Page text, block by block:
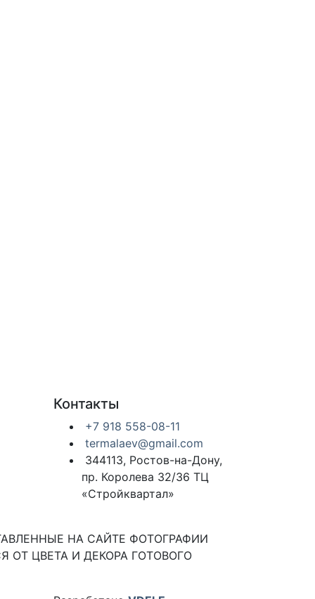
Контакты
+7 918 558-08-11
termalaev@gmail.com
344113, Ростов-на-Дону,
пр. Королева 32/36 ТЦ
«Стройквартал»
НА САЙТЕ ФОТОГРАФИИ
ОТ ЦВЕТА И ДЕКОРА ГОТОВОГО